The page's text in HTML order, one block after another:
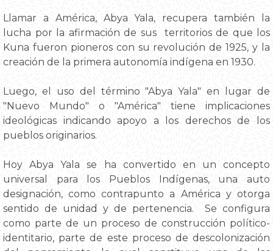
Llamar a América, Abya Yala, recupera también la
lucha por la afirmación de sus territorios de que los
Kuna fueron pioneros con su revolución de 1925, y la
creación de la primera autonomía indígena en 1930.
Luego, el uso del término "Abya Yala" en lugar de
"Nuevo Mundo" o "América" tiene implicaciones
ideológicas indicando apoyo a los derechos de los
pueblos originarios.
Hoy Abya Yala se ha convertido en un concepto
universal para los Pueblos Indígenas, una auto
designación, como contrapunto a América y otorga
sentido de unidad y de pertenencia. Se configura
como parte de un proceso de construcción político-
identitario, parte de este proceso de descolonización